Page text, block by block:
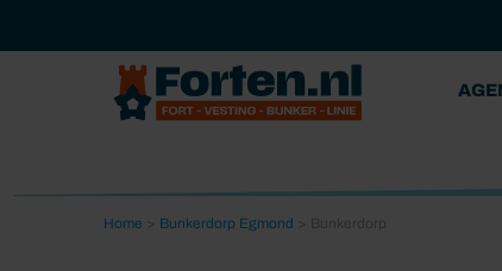
Home Bunkerdorp Egmond